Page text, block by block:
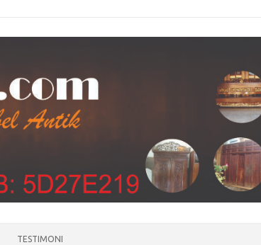
TESTIMONI